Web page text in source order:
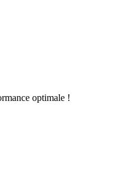
optimale !